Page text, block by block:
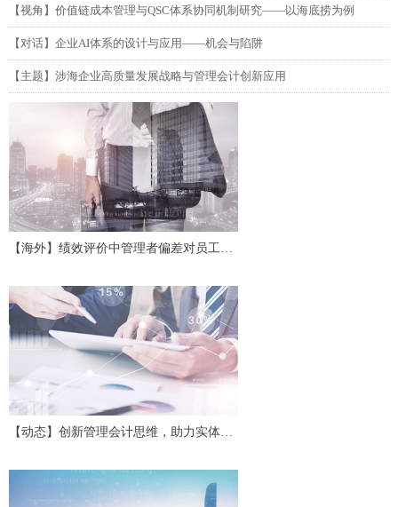
【海外】绩效评价中管理者偏差对员工努
【动态】创新管理会计思维，助力实体经
计沙龙
【视角】价值链成本管理与QSC体系协同机制研究——以海底捞为例
【对话】企业AI体系的设计与应用——机会与陷阱
【主题】涉海企业高质量发展战略与管理会计创新应用